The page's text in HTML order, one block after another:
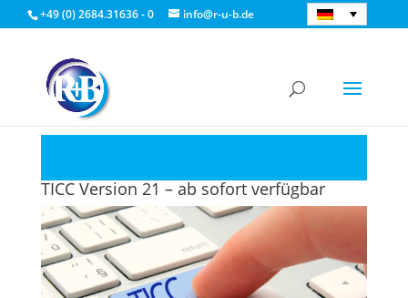
+49 (0) 2684.31636 - 0 info@r-u-b.de
TICC Version 21 – ab sofort verfügbar